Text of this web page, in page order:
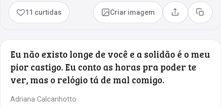
11 curtidas Criar imagem Compartilhar
Copiar
Eu não existo longe de você e a solidão é o meu
pior castigo. Eu conto as horas pra poder te
ver, mas o relógio tá de mal comigo.
Adriana Calcanhotto